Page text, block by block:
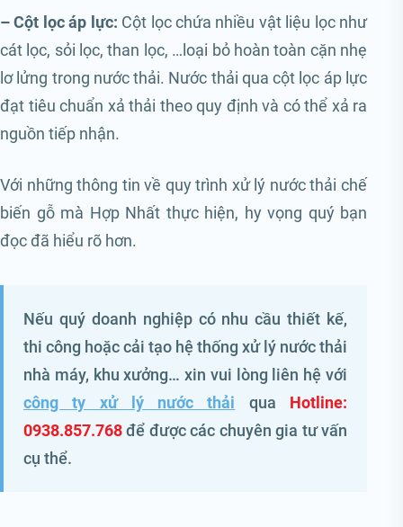
– Cột lọc áp lực: Cột lọc chứa nhiều vật liệu lọc như
cát lọc, sỏi lọc, than lọc, …loại bỏ hoàn toàn cặn nhẹ
lơ lửng trong nước thải. Nước thải qua cột lọc áp lực
đạt tiêu chuẩn xả thải theo quy định và có thể xả ra
nguồn tiếp nhận.
Với những thông tin về quy trình xử lý nước thải chế
biến gỗ mà Hợp Nhất thực hiện, hy vọng quý bạn
đọc đã hiểu rõ hơn.
Nếu quý doanh nghiệp có nhu cầu thiết kế,
thi công hoặc cải tạo hệ thống xử lý nước thải
nhà máy, khu xưởng… xin vui lòng liên hệ với
công ty xử lý nước thải qua Hotline:
0938.857.768để được các chuyên gia tư vấn
cụ thể.